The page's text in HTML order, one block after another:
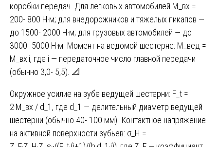
коробки передач. Для легковых автомобилей M_вх =
200- 800 Н·м; для внедорожников и тяжелых пикапов —
до 1500- 2000 Н·м; для грузовых автомобилей — до
3000- 5000 Н·м. Момент на ведомой шестерне: M_вед =
M_вх·i, где i — передаточное число главной передачи
(обычно 3,0- 5,5). 📐
Окружное усилие на зубе ведущей шестерни: F_t =
2·M_вх / d_1, где d_1 — делительный диаметр ведущей
шестерни (обычно 40- 100 мм). Контактное напряжение
на активной поверхности зубьев: σ_H =